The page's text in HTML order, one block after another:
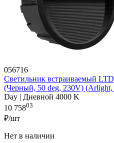
056716
Светильник встраиваемый
(Черный, 50 deg, 230V) (Arlight,
Day | Дневной 4000 K
10 75803
₽/шт
Нет в наличии